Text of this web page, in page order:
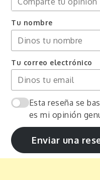
Tu nombre
Tu correo electrónico
Esta reseña se
es mi opinión
Enviar una